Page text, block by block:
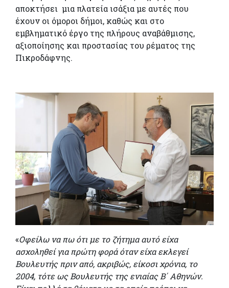
αποκτήσει μια πλατεία ισάξια με αυτές που
έχουν οι όμοροι δήμοι, καθώς και στο
εμβληματικό έργο της πλήρους αναβάθμισης,
αξιοποίησης και προστασίας του ρέματος της
Πικροδάφνης.
«Οφείλω να πω ότι με το ζήτημα αυτό είχα
ασχοληθεί για πρώτη φορά όταν είχα εκλεγεί
Βουλευτής πριν από, ακριβώς, είκοσι χρόνια, το
2004, τότε ως Βουλευτής της ενιαίας Β΄ Αθηνών.